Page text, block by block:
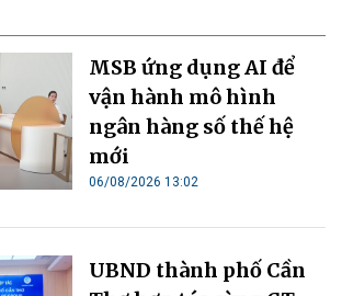
MSB ứng dụng AI để
vận hành mô hình
ngân hàng số thế hệ
mới
06/08/2026 13:02
UBND thành phố Cần